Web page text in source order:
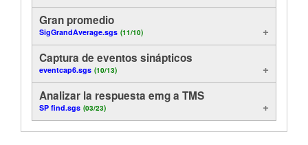
Gran promedio
SigGrandAverage.sgs (11/10)
Captura de eventos sinápticos
eventcap6.sgs (10/13)
Analizar la respuesta emg a TMS
SP find.sgs (03/23)